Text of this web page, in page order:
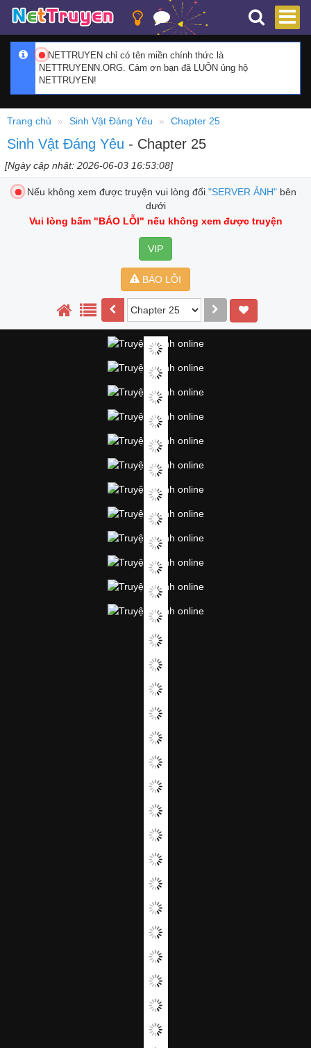
NETTRUYEN chỉ có tên miền chính thức là
NETTRUYENN.ORG. Cảm ơn bạn đã LUÔN ủng hộ
NETTRUYEN!
Trang chủ Sinh Vật Đáng Yêu Chapter 25
Sinh Vật Đáng Yêu - Chapter 25
[Ngày cập nhật: 2026-06-03 16:53:08]
Nếu không xem được truyện vui lòng đổi "SERVER ẢNH"bên
dưới
Vui lòng bấm "BÁO LỖI" nếu không xem được truyện
VIP
BÁO LỖI